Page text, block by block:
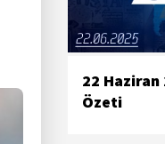
22
Özeti